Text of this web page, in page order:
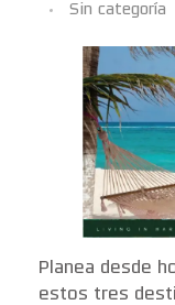
Sin categoría
Planea desde
estos tres